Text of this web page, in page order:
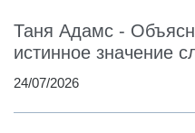
Таня Адамс -
истинное значение
24/07/2026